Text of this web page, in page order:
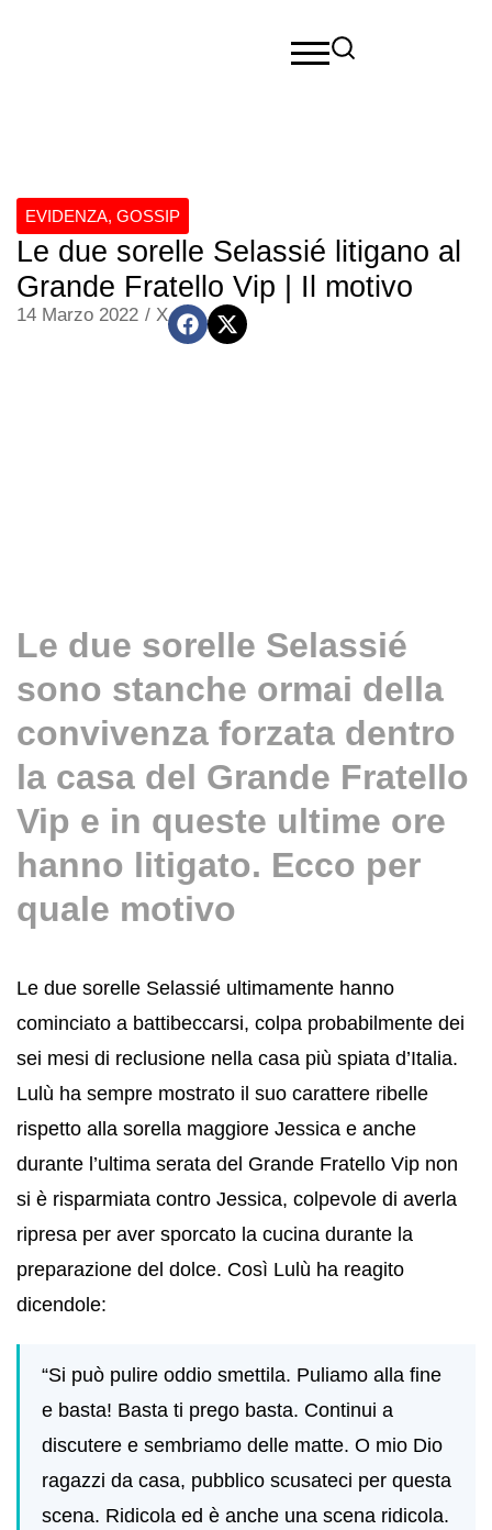
EVIDENZA, GOSSIP
Le due sorelle Selassié litigano al
Grande Fratello Vip | Il motivo
14 Marzo 2022 / X
Le due sorelle Selassié
sono stanche ormai della
convivenza forzata dentro
la casa del Grande Fratello
Vip e in queste ultime ore
hanno litigato. Ecco per
quale motivo
Le due sorelle Selassié ultimamente hanno
cominciato a battibeccarsi, colpa probabilmente dei
sei mesi di reclusione nella casa più spiata d’Italia.
Lulù ha sempre mostrato il suo carattere ribelle
rispetto alla sorella maggiore Jessica e anche
durante l’ultima serata del Grande Fratello Vip non
si è risparmiata contro Jessica, colpevole di averla
ripresa per aver sporcato la cucina durante la
preparazione del dolce. Così Lulù ha reagito
dicendole:
“Si può pulire oddio smettila. Puliamo alla fine
e basta! Basta ti prego basta. Continui a
discutere e sembriamo delle matte. O mio Dio
ragazzi da casa, pubblico scusateci per questa
scena. Ridicola ed è anche una scena ridicola.